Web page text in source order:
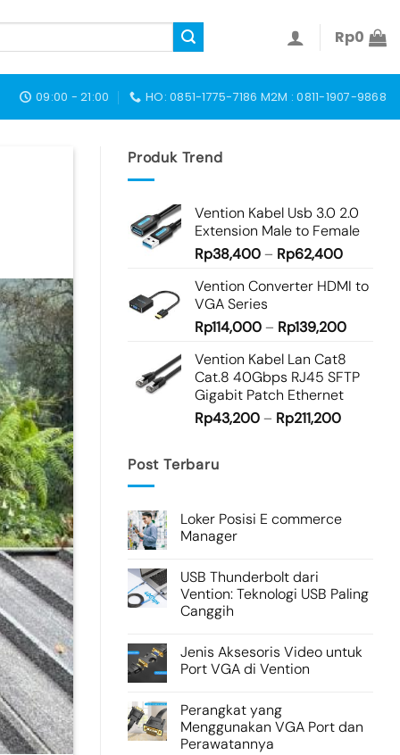
Rp0
09:00 - 21:00 HO: 0851-1775-7186 M2M : 0811-1907-9868
Produk Trend
Vention Kabel Usb 3.0 2.0
Extension Male to Female
Rp38,400– Rp62,400
Vention Converter HDMI to
VGA Series
Rp114,000– Rp139,200
Vention Kabel Lan Cat8
Cat.8 40Gbps RJ45 SFTP
Gigabit Patch Ethernet
Rp43,200– Rp211,200
Post Terbaru
Loker Posisi E commerce
Manager
USB Thunderbolt dari
Vention: Teknologi USB Paling
Canggih
Jenis Aksesoris Video untuk
Port VGA di Vention
Perangkat yang
Menggunakan VGA Port dan
Perawatannya